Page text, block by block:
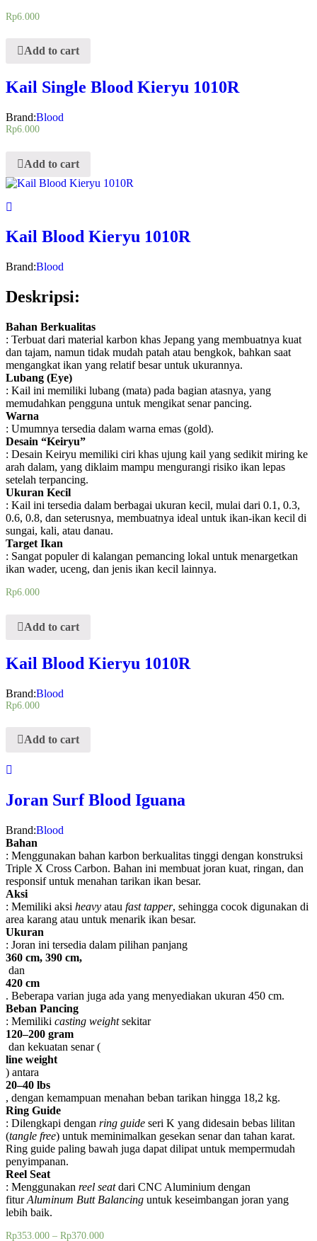
Rp6.000
Add to cart
Kail Single Blood Kieryu 1010R
Brand:Blood
Rp6.000
Add to cart
Kail Blood Kieryu 1010R
Brand:Blood
Deskripsi:
Bahan Berkualitas
: Terbuat dari material karbon khas Jepang yang membuatnya kuat
dan tajam, namun tidak mudah patah atau bengkok, bahkan saat
mengangkat ikan yang relatif besar untuk ukurannya.
Lubang (Eye)
: Kail ini memiliki lubang (mata) pada bagian atasnya, yang
memudahkan pengguna untuk mengikat senar pancing.
Warna
: Umumnya tersedia dalam warna emas (gold).
Desain “Keiryu”
: Desain Keiryu memiliki ciri khas ujung kail yang sedikit miring ke
arah dalam, yang diklaim mampu mengurangi risiko ikan lepas
setelah terpancing.
Ukuran Kecil
: Kail ini tersedia dalam berbagai ukuran kecil, mulai dari 0.1, 0.3,
0.6, 0.8, dan seterusnya, membuatnya ideal untuk ikan-ikan kecil di
sungai, kali, atau danau.
Target Ikan
: Sangat populer di kalangan pemancing lokal untuk menargetkan
ikan wader, uceng, dan jenis ikan kecil lainnya.
Rp6.000
Add to cart
Kail Blood Kieryu 1010R
Brand:Blood
Rp6.000
Add to cart
Joran Surf Blood Iguana
Brand:Blood
Bahan
: Menggunakan bahan karbon berkualitas tinggi dengan konstruksi
Triple X Cross Carbon. Bahan ini membuat joran kuat, ringan, dan
responsif untuk menahan tarikan ikan besar.
Aksi
: Memiliki aksi heavy atau fast tapper, sehingga cocok digunakan di
area karang atau untuk menarik ikan besar.
Ukuran
: Joran ini tersedia dalam pilihan panjang
360 cm, 390 cm,
dan
420 cm
. Beberapa varian juga ada yang menyediakan ukuran 450 cm.
Beban Pancing
: Memiliki casting weightsekitar
120–200 gram
dan kekuatan senar (
line weight
) antara
20–40 lbs
, dengan kemampuan menahan beban tarikan hingga 18,2 kg.
Ring Guide
: Dilengkapi dengan ring guide seri K yang didesain bebas lilitan
(tangle free) untuk meminimalkan gesekan senar dan tahan karat.
Ring guide paling bawah juga dapat dilipat untuk mempermudah
penyimpanan.
Reel Seat
: Menggunakan reel seatdari CNC Aluminium dengan
fiturAluminum Butt Balancing untuk keseimbangan joran yang
lebih baik.
Rp353.000 – Rp370.000